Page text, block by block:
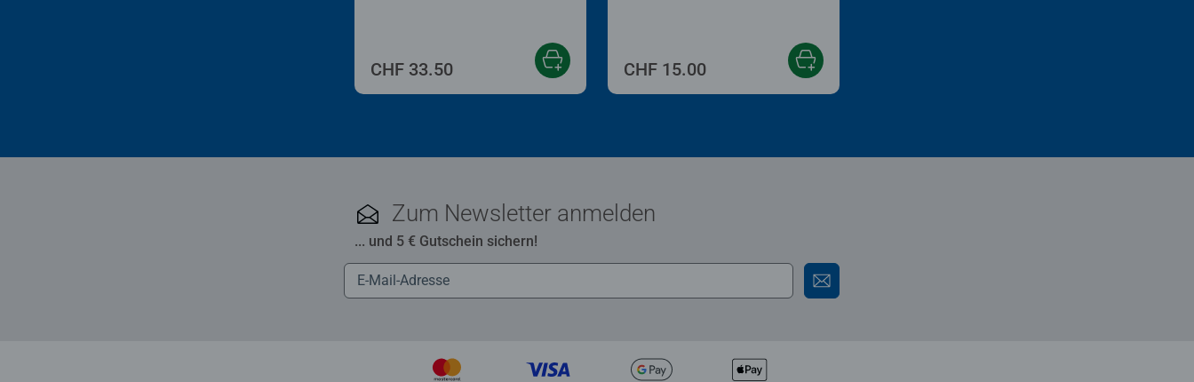
CHF 33.50 CHF 15.00
Zum Newsletter anmelden
... und 5 € Gutschein sichern!